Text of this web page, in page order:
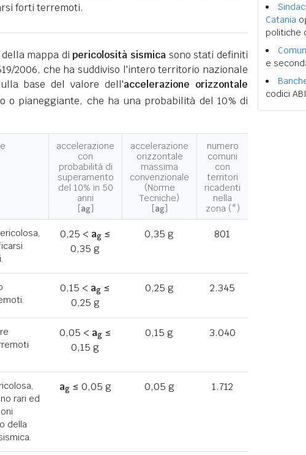
forti terremoti.
mappa dipericolosità sismica sono stati definiti
2006, che ha suddiviso l'intero territorio nazionale
base del valore dell'accelerazione orizzontale
o pianeggiante, che ha una probabilità del 10% di
accelerazione
con
probabilità di
superamento
del 10% in 50
anni
[ag]
accelerazione
orizzontale
massima
convenzionale
(Norme
Tecniche)
[ag]
numero
comuni
con
territori
ricadenti
nella
zona (*)
0,25 < ag≤
0,35 g
0,35 g 801
0,15 < ag ≤
0,25 g
0,25 g 2.345
0,05 < ag≤
0,15 g
0,15 g 3.040
rari ed
della
ag≤ 0,05 g 0,05 g 1.712
Catania
politiche
e
codici